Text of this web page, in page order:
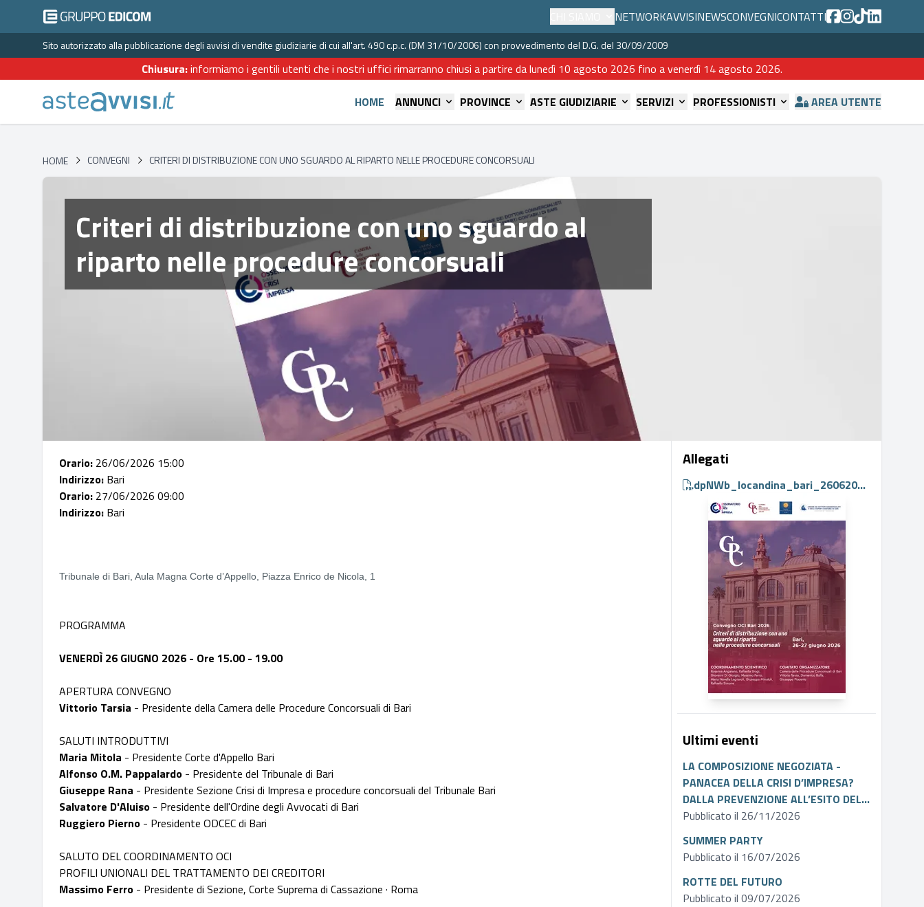
NETWORKAVVISINEWSCONVEGNICONTATTI
Sito autorizzato alla pubblicazione degli avvisi di vendite giudiziarie di cui all'art. 490 c.p.c. (DM 31/10/2006) con provvedimento del D.G. del 30/09/2009
Chiusura:informiamo i gentili utenti che i nostri uffici rimarranno chiusi a partire da lunedì 10 agosto 2026 fino a venerdì 14 agosto 2026.
HOME
ANNUNCI PROVINCE ASTE GIUDIZIARIE SERVIZI PROFESSIONISTI AREA UTENTE
HOMEHOMECONVEGNI CRITERI DI DISTRIBUZIONE CON UNO SGUARDO AL RIPARTO NELLE PROCEDURE CONCORSUALI
Criteri di distribuzione con uno sguardo al
riparto nelle procedure concorsuali
Orario: 26/06/2026 15:00
Indirizzo: Bari
Orario: 27/06/2026 09:00
Indirizzo: Bari
Tribunale di Bari, Aula Magna Corte d’Appello, Piazza Enrico de Nicola, 1
PROGRAMMA
VENERDÌ 26 GIUGNO 2026 - Ore 15.00 - 19.00
APERTURA CONVEGNO
Vittorio Tarsia - Presidente della Camera delle Procedure Concorsuali di Bari
SALUTI INTRODUTTIVI
Maria Mitola - Presidente Corte d'Appello Bari
Alfonso O.M. Pappalardo - Presidente del Tribunale di Bari
Giuseppe Rana - Presidente Sezione Crisi di Impresa e procedure concorsuali del Tribunale Bari
Salvatore D'Aluiso - Presidente dell'Ordine degli Avvocati di Bari
Ruggiero Pierno - Presidente ODCEC di Bari
SALUTO DEL COORDINAMENTO OCI
PROFILI UNIONALI DEL TRATTAMENTO DEI CREDITORI
Massimo Ferro - Presidente di Sezione, Corte Suprema di Cassazione · Roma
Allegati
dpNWb_locandina_bari_26062026.pdf
Ultimi eventi
LA COMPOSIZIONE NEGOZIATA -
PANACEA DELLA CRISI D’IMPRESA?
DALLA PREVENZIONE ALL’ESITO DEL
PROCEDIMENTO
Pubblicato il 26/11/2026
SUMMER PARTY
Pubblicato il 16/07/2026
ROTTE DEL FUTURO
Pubblicato il 09/07/2026